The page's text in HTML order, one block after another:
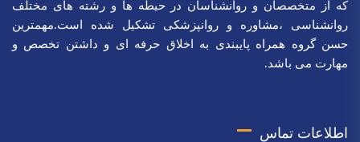
که از متخصصان و روانشناسان در حیطه ها و رشته های مختلف
روانشناسی ،مشاوره و روانپزشکی تشکیل شده است.مهمترین
حسن گروه همراه پایبندی به اخلاق حرفه ای و داشتن تخصص و
مهارت می باشد.
اطلاعات تماس